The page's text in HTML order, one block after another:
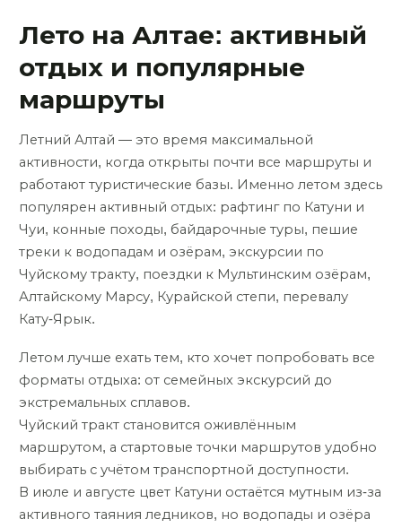
Лето на Алтае: активный
отдых и популярные
маршруты
Летний Алтай — это время максимальной
активности, когда открыты почти все маршруты и
работают туристические базы. Именно летом здесь
популярен активный отдых: рафтинг по Катуни и
Чуи, конные походы, байдарочные туры, пешие
треки к водопадам и озёрам, экскурсии по
Чуйскому тракту, поездки к Мультинским озёрам,
Алтайскому Марсу, Курайской степи, перевалу
Кату-Ярык.
Летом лучше ехать тем, кто хочет попробовать все
форматы отдыха: от семейных экскурсий до
экстремальных сплавов.
Чуйский тракт становится оживлённым
маршрутом, а стартовые точки маршрутов удобно
выбирать с учётом транспортной доступности.
В июле и августе цвет Катуни остаётся мутным из-за
активного таяния ледников, но водопады и озёра